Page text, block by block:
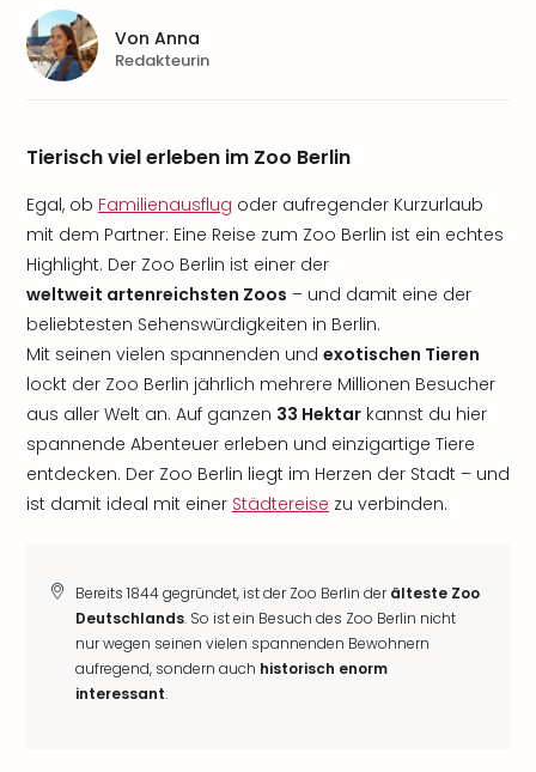
Tierisch viel erleben im Zoo Berlin
Egal, ob Familienausflug oder aufregender Kurzurlaub
mit dem Partner: Eine Reise zum Zoo Berlin ist ein echtes
Highlight. Der Zoo Berlin ist einer der
weltweit artenreichsten Zoos – und damit eine der
beliebtesten Sehenswürdigkeiten in Berlin.
Mit seinen vielen spannenden und exotischen Tieren
lockt der Zoo Berlin jährlich mehrere Millionen Besucher
aus aller Welt an. Auf ganzen 33 Hektar kannst du hier
spannende Abenteuer erleben und einzigartige Tiere
entdecken. Der Zoo Berlin liegt im Herzen der Stadt – und
ist damit ideal mit einer Städtereise zu verbinden.
Bereits 1844 gegründet, ist der Zoo Berlin derälteste Zoo
Deutschlands. So ist ein Besuch des Zoo Berlin nicht
nur wegen seinen vielen spannenden Bewohnern
aufregend, sondern auch historisch enorm
interessant.
Von Anna
Redakteurin